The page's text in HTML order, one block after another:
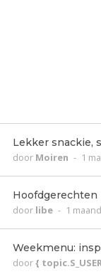
Lekker snackie,
door Moiren - 1
door libe - 1
Weekmenu:
door{